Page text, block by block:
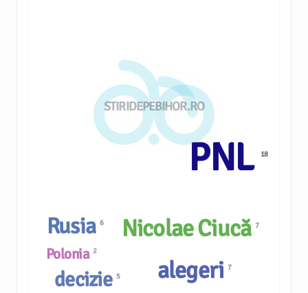
STIRIDEPEBIHOR.RO
Polonia 2
Nicolae Ciucă7
alegeri7
decizie 5
PNL 18
Rusia6